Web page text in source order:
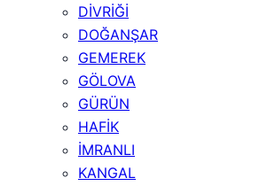
DİVRİĞİ
DOĞANŞAR
GEMEREK
GÖLOVA
GÜRÜN
HAFİK
İMRANLI
KANGAL